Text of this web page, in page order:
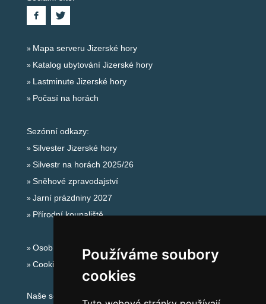
Používáme soubory
cookies
Mapa serveru Jizerské hory
Katalog ubytování Jizerské hory
Lastminute Jizerské hory
Počasí na horách
Sezónní odkazy:
Silvester Jizerské hory
Silvestr na horách 2025/26
Sněhové zpravodajství
Jarní prázdniny 2027
Přírodní koupaliště
Osobní údaje
Cookies
Naše servery: